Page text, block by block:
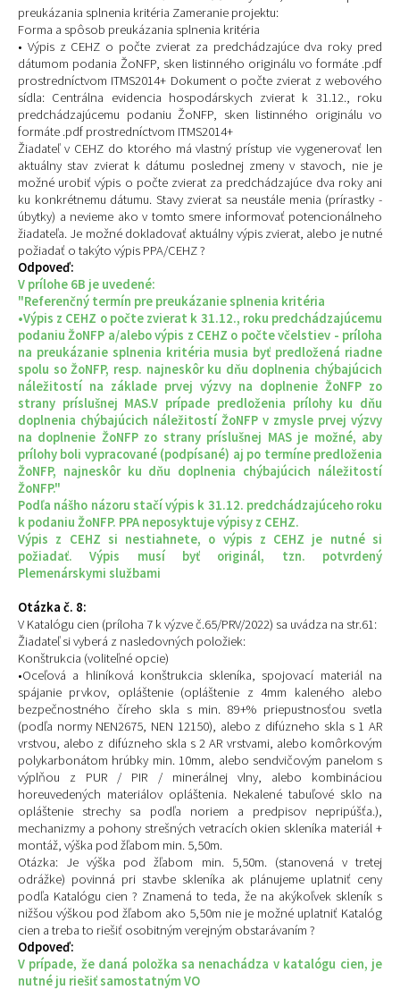
preukázania splnenia kritéria Zameranie projektu:
Forma a spôsob preukázania splnenia kritéria
• Výpis z CEHZ o počte zvierat za predchádzajúce dva roky pred
dátumom podania ŽoNFP, sken listinného originálu vo formáte .pdf
prostredníctvom ITMS2014+ Dokument o počte zvierat z webového
sídla: Centrálna evidencia hospodárskych zvierat k 31.12., roku
predchádzajúcemu podaniu ŽoNFP, sken listinného originálu vo
formáte .pdf prostredníctvom ITMS2014+
Žiadateľ v CEHZ do ktorého má vlastný prístup vie vygenerovať len
aktuálny stav zvierat k dátumu poslednej zmeny v stavoch, nie je
možné urobiť výpis o počte zvierat za predchádzajúce dva roky ani
ku konkrétnemu dátumu. Stavy zvierat sa neustále menia (prírastky -
úbytky) a nevieme ako v tomto smere informovať potencionálneho
žiadateľa. Je možné dokladovať aktuálny výpis zvierat, alebo je nutné
požiadať o takýto výpis PPA/CEHZ ?
Odpoveď:
V prílohe 6B je uvedené:
"Referenčný termín pre preukázanie splnenia kritéria
•Výpis z CEHZ o počte zvierat k 31.12., roku predchádzajúcemu
podaniu ŽoNFP a/alebo výpis z CEHZ o počte včelstiev - príloha
na preukázanie splnenia kritéria musia byť predložená riadne
spolu so ŽoNFP, resp. najneskôr ku dňu doplnenia chýbajúcich
náležitostí na základe prvej výzvy na doplnenie ŽoNFP zo
strany príslušnej MAS.V prípade predloženia prílohy ku dňu
doplnenia chýbajúcich náležitostí ŽoNFP v zmysle prvej výzvy
na doplnenie ŽoNFP zo strany príslušnej MAS je možné, aby
prílohy boli vypracované (podpísané) aj po termíne predloženia
ŽoNFP, najneskôr ku dňu doplnenia chýbajúcich náležitostí
ŽoNFP."
Podľa nášho názoru stačí výpis k 31.12. predchádzajúceho roku
k podaniu ŽoNFP. PPA neposyktuje výpisy z CEHZ.
Výpis z CEHZ si nestiahnete, o výpis z CEHZ je nutné si
požiadať. Výpis musí byť originál, tzn. potvrdený
Plemenárskymi službami
Otázka č. 8:
V Katalógu cien (príloha 7 k výzve č.65/PRV/2022) sa uvádza na str.61:
Žiadateľ si vyberá z nasledovných položiek:
Konštrukcia (voliteľné opcie)
•Oceľová a hliníková konštrukcia skleníka, spojovací materiál na
spájanie prvkov, opláštenie (opláštenie z 4mm kaleného alebo
bezpečnostného číreho skla s min. 89+% priepustnosťou svetla
(podľa normy NEN2675, NEN 12150), alebo z difúzneho skla s 1 AR
vrstvou, alebo z difúzneho skla s 2 AR vrstvami, alebo komôrkovým
polykarbonátom hrúbky min. 10mm, alebo sendvičovým panelom s
výplňou z PUR / PIR / minerálnej vlny, alebo kombináciou
horeuvedených materiálov opláštenia. Nekalené tabuľové sklo na
opláštenie strechy sa podľa noriem a predpisov nepripúšťa.),
mechanizmy a pohony strešných vetracích okien skleníka materiál +
montáž, výška pod žľabom min. 5,50m.
Otázka: Je výška pod žľabom min. 5,50m. (stanovená v tretej
odrážke) povinná pri stavbe skleníka ak plánujeme uplatniť ceny
podľa Katalógu cien ? Znamená to teda, že na akýkoľvek skleník s
nižšou výškou pod žľabom ako 5,50m nie je možné uplatniť Katalóg
cien a treba to riešiť osobitným verejným obstarávaním ?
Odpoveď:
V prípade, že daná položka sa nenachádza v katalógu cien, je
nutné ju riešiť samostatným VO